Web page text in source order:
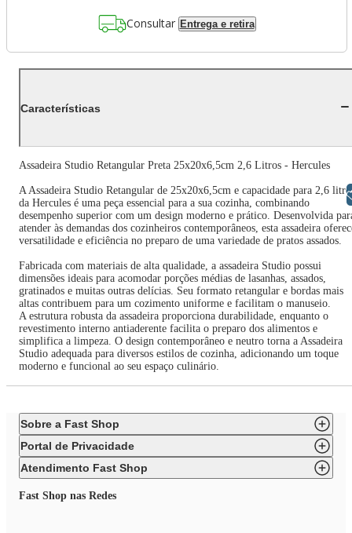
Consultar Entrega e retira
Características
Assadeira Studio Retangular Preta 25x20x6,5cm 2,6 Litros - Hercules
A Assadeira Studio Retangular de 25x20x6,5cm e capacidade para 2,6
da Hercules é uma peça essencial para a sua cozinha, combinando
desempenho superior com um design moderno e prático. Desenvolvida
atender às demandas dos cozinheiros contemporâneos, esta assadeira
versatilidade e eficiência no preparo de uma variedade de pratos assados.
Fabricada com materiais de alta qualidade, a assadeira Studio possui
dimensões ideais para acomodar porções médias de lasanhas, assados,
gratinados e muitas outras delícias. Seu formato retangular e bordas mais
altas contribuem para um cozimento uniforme e facilitam o manuseio.
A estrutura robusta da assadeira proporciona durabilidade, enquanto o
revestimento interno antiaderente facilita o preparo dos alimentos e
simplifica a limpeza. O design contemporâneo e neutro torna a Assadeira
Studio adequada para diversos estilos de cozinha, adicionando um toque
moderno e funcional ao seu espaço culinário.
Sobre a Fast Shop
Portal de Privacidade
Atendimento Fast Shop
Fast Shop nas Redes
Libras